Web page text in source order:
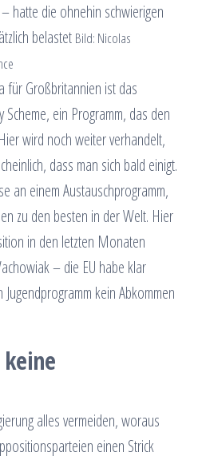
hatte die ohnehin schwierigen
belastet Bild: Nicolas
für Großbritannien ist das
ein Programm, das den
wird noch weiter verhandelt,
dass man sich bald einigt.
an einem Austauschprogramm,
zu den besten in der Welt. Hier
in den letzten Monaten
– die EU habe klar
kein Abkommen
alles vermeiden, woraus
einen Strick